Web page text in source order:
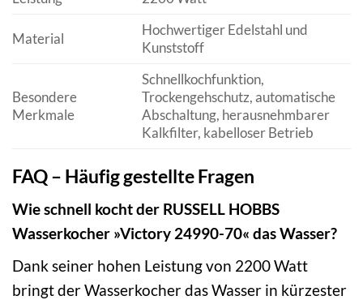
Material
Hochwertiger Edelstahl und
Kunststoff
Besondere
Merkmale
Schnellkochfunktion,
Trockengehschutz, automatische
Abschaltung, herausnehmbarer
Kalkfilter, kabelloser Betrieb
FAQ – Häufig gestellte Fragen
Wie schnell kocht der RUSSELL HOBBS
Wasserkocher »Victory 24990-70« das Wasser?
Dank seiner hohen Leistung von 2200 Watt
bringt der Wasserkocher das Wasser in kürzester